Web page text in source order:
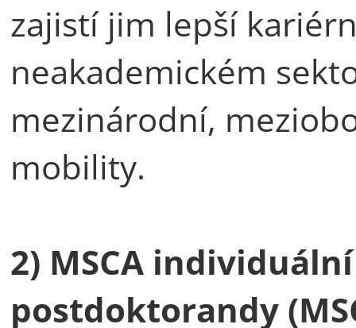
zajistí jim lepší
neakademickém
mezinárodní,
mobility.
2) MSCA
postdoktorandy